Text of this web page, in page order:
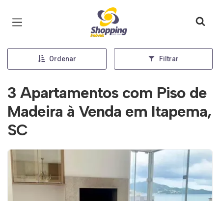
Página inicial
Ordenar Filtrar
3 Apartamentos com Piso de
Madeira à Venda em Itapema,
SC